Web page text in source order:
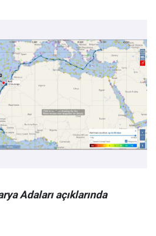
Adaları açıklarında